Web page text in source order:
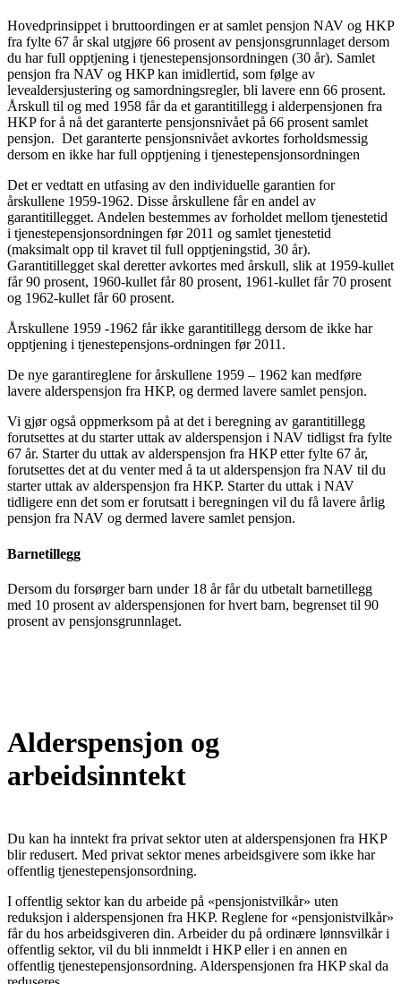
Hovedprinsippet i bruttoordingen er at samlet pensjon NAV og HKP
fra fylte 67 år skal utgjøre 66 prosent av pensjonsgrunnlaget dersom
du har full opptjening i tjenestepensjonsordningen (30 år). Samlet
pensjon fra NAV og HKP kan imidlertid, som følge av
levealdersjustering og samordningsregler, bli lavere enn 66 prosent.
Årskull til og med 1958 får da et garantitillegg i alderpensjonen fra
HKP for å nå det garanterte pensjonsnivået på 66 prosent samlet
pensjon. Det garanterte pensjonsnivået avkortes forholdsmessig
dersom en ikke har full opptjening i tjenestepensjonsordningen
Det er vedtatt en utfasing av den individuelle garantien for
årskullene 1959-1962. Disse årskullene får en andel av
garantitillegget. Andelen bestemmes av forholdet mellom tjenestetid
i tjenestepensjonsordningen før 2011 og samlet tjenestetid
(maksimalt opp til kravet til full opptjeningstid, 30 år).
Garantitillegget skal deretter avkortes med årskull, slik at 1959-kullet
får 90 prosent, 1960-kullet får 80 prosent, 1961-kullet får 70 prosent
og 1962-kullet får 60 prosent.
Årskullene 1959 -1962 får ikke garantitillegg dersom de ikke har
opptjening i tjenestepensjons-ordningen før 2011.
De nye garantireglene for årskullene 1959 – 1962 kan medføre
lavere alderspensjon fra HKP, og dermed lavere samlet pensjon.
Vi gjør også oppmerksom på at det i beregning av garantitillegg
forutsettes at du starter uttak av alderspensjon i NAV tidligst fra fylte
67 år. Starter du uttak av alderspensjon fra HKP etter fylte 67 år,
forutsettes det at du venter med å ta ut alderspensjon fra NAV til du
starter uttak av alderspensjon fra HKP. Starter du uttak i NAV
tidligere enn det som er forutsatt i beregningen vil du få lavere årlig
pensjon fra NAV og dermed lavere samlet pensjon.
Barnetillegg
Dersom du forsørger barn under 18 år får du utbetalt barnetillegg
med 10 prosent av alderspensjonen for hvert barn, begrenset til 90
prosent av pensjonsgrunnlaget.
Alderspensjon og
arbeidsinntekt
Du kan ha inntekt fra privat sektor uten at alderspensjonen fra HKP
blir redusert. Med privat sektor menes arbeidsgivere som ikke har
offentlig tjenestepensjonsordning.
I offentlig sektor kan du arbeide på «pensjonistvilkår» uten
reduksjon i alderspensjonen fra HKP. Reglene for «pensjonistvilkår»
får du hos arbeidsgiveren din. Arbeider du på ordinære lønnsvilkår i
offentlig sektor, vil du bli innmeldt i HKP eller i en annen en
offentlig tjenestepensjonsordning. Alderspensjonen fra HKP skal da